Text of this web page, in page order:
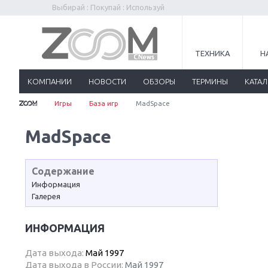
Выбирай : Покупай : Используй
ТЕХНИКА
КОМПАНИИ НОВОСТИ ОБЗОРЫ ТЕРМИНЫ
Игры База игр MadSpace
MadSpace
Содержание
Информация
Галерея
ИНФОРМАЦИЯ
Дата выхода: Май 1997
Дата выхода в России: Май 1997